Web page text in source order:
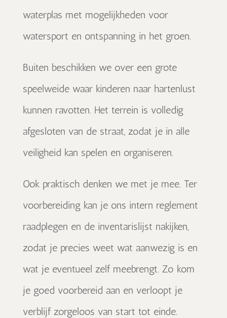
waterplas met mogelijkheden voor
watersport en ontspanning in het groen.
Buiten beschikken we over een grote
speelweide waar kinderen naar hartenlust
kunnen ravotten. Het terrein is volledig
afgesloten van de straat, zodat je in alle
veiligheid kan spelen en organiseren.
Ook praktisch denken we met je mee. Ter
voorbereiding kan je ons intern reglement
raadplegen en de inventarislijst nakijken,
zodat je precies weet wat aanwezig is en
wat je eventueel zelf meebrengt. Zo kom
je goed voorbereid aan en verloopt je
verblijf zorgeloos van start tot einde.